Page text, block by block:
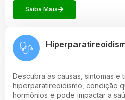
Saiba Mais
Descubra as causas, sintomas e
hiperparatireoidismo, condição
hormônios e pode impactar a